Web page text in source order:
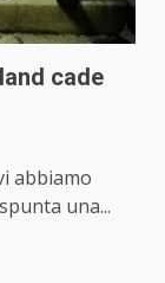
cade
abbiamo
una...